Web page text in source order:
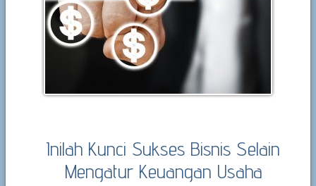
Inilah Kunci Sukses Bisnis Selain
Mengatur Keuangan Usaha